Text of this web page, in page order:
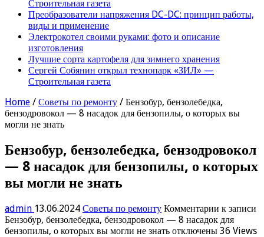
Строительная газета
Преобразователи напряжения DC-DC: принцип работы,
виды и применение
Электрокотел своими руками: фото и описание
изготовления
Лучшие сорта картофеля для зимнего хранения
Сергей Собянин открыл технопарк «ЗИЛ» —
Строительная газета
Home / Советы по ремонту / Бензобур, бензолебедка,
бензодровокол — 8 насадок для бензопилы, о которых вы
могли не знать
Бензобур, бензолебедка, бензодровокол
— 8 насадок для бензопилы, о которых
вы могли не знать
admin 13.06.2024 Советы по ремонту Комментарии к записи
Бензобур, бензолебедка, бензодровокол — 8 насадок для
бензопилы, о которых вы могли не знать отключены 36 Views